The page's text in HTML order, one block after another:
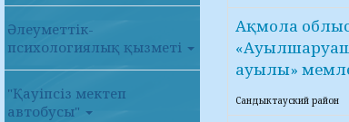
Әлеуметтік-
психологиялық қызметі
"Қауіпсіз мектеп
автобусы"
Ақмола
ауылы»
Сандыктауский район